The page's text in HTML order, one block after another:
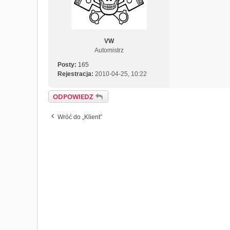
VW
Automistrz
Posty: 165
Rejestracja: 2010-04-25, 10:22
ODPOWIEDZ
Wróć do „Klient”